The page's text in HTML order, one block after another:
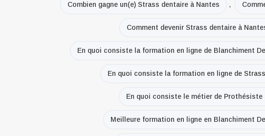
Combien gagne un(e) Strass dentaire à Nantes ,
Comment devenir Strass dentaire à
En quoi consiste la formation en ligne de Blanchiment
En quoi consiste la formation en ligne de
En quoi consiste le métier de Prothésiste
Meilleure formation en ligne en Blanchiment